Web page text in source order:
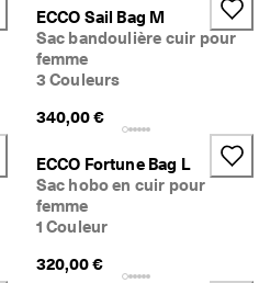
ECCO Sail Bag M
Sac bandoulière cuir pour
femme
3 Couleurs
340,00 €
ECCO Fortune Bag L
Sac hobo en cuir pour
femme
1 Couleur
320,00 €